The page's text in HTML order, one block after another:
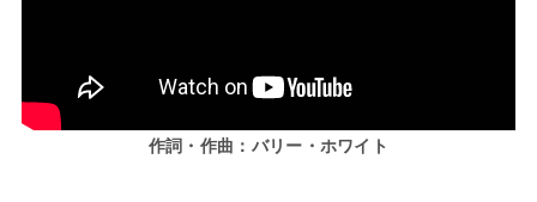
作詞・作曲：バリー・ホワイト